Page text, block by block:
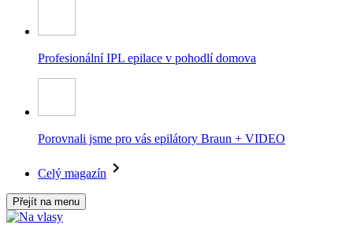
Profesionální IPL epilace v pohodlí domova
Porovnali jsme pro vás epilátory Braun + VIDEO
Celý magazín
Přejít na menu